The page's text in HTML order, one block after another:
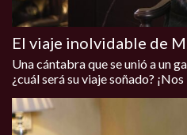
El viaje inolvidable de
Una cántabra que se unió a un
¿cuál será su viaje soñado?